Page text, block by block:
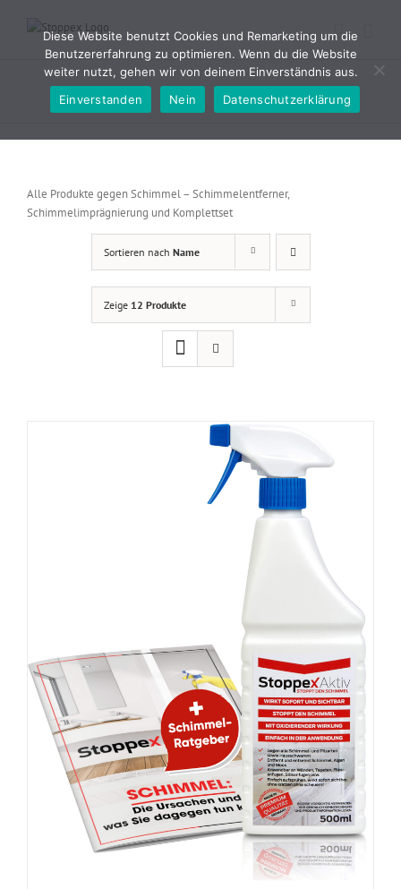
Alle Produkte gegen Schimmel – Schimmelentferner,
Schimmelimprägnierung und Komplettset
Sortieren nach Name
Zeige 12 Produkte
Diese Website benutzt Cookies und Remarketing um die
Benutzererfahrung zu optimieren. Wenn du die Website
weiter nutzt, gehen wir von deinem Einverständnis aus.
Einverstanden
Nein Datenschutzerklärung